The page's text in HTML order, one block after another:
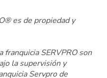
es de propiedad y
franquicia SERVPRO son
la supervisión y
Servpro de